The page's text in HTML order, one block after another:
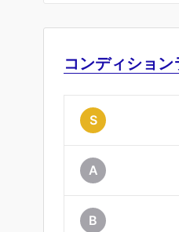
コンディション
S
A
B